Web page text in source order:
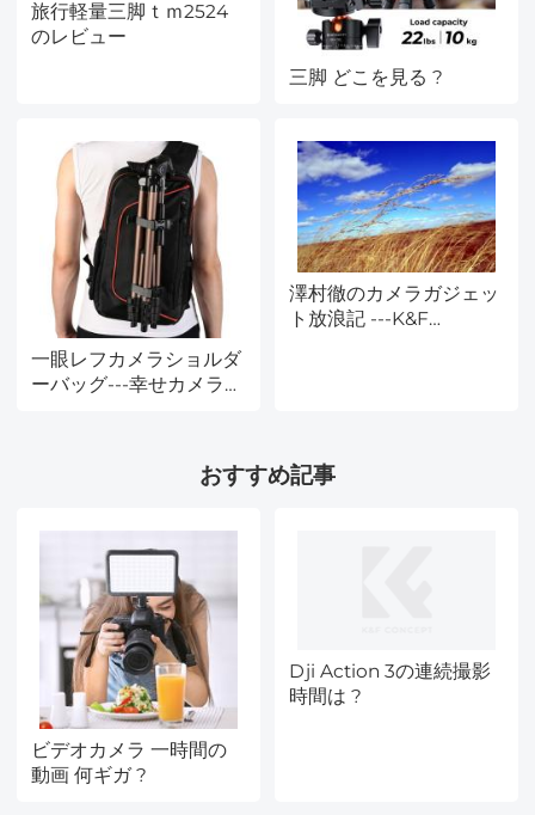
旅行軽量三脚ｔｍ2524
のレビュー
三脚 どこを見る ?
一眼レフカメラショルダ
ーバッグ---幸せカメラ＆
澤村徹のカメラガジェッ
ト放浪記 ---K&F
おすすめ記事
ビデオカメラ 一時間の
動画 何ギガ ?
Dji Action 3の連続撮影
時間は ?